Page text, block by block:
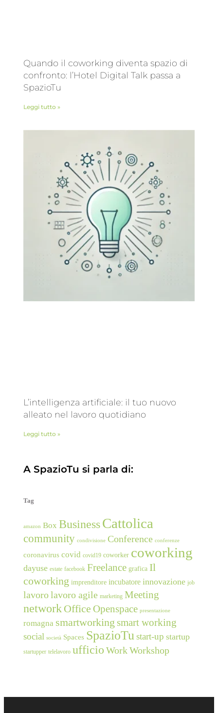
Quando il coworking diventa spazio di
confronto: l’Hotel Digital Talk passa a
SpazioTu
Leggi tutto »
L’intelligenza artificiale: il tuo nuovo
alleato nel lavoro quotidiano
Leggi tutto »
A SpazioTu si parla di:
Tag
amazon Box BusinessCattolica
community condivisione Conference conferenze
coronavirus covid covid19 coworker coworking
dayuse estate facebook Freelance grafica Il
coworking imprenditore incubatore innovazione job
lavorolavoro agile marketing Meeting
network Office Openspace presentazione
romagna smartworking smart working
social società Spaces SpazioTustart-up startup
startupper telelavoro ufficio WorkWorkshop